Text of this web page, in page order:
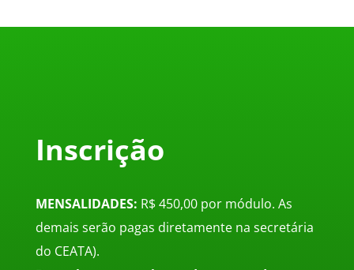
Inscrição
MENSALIDADES: R$ 450,00 por módulo. As
demais serão pagas diretamente na secretária
do CEATA).